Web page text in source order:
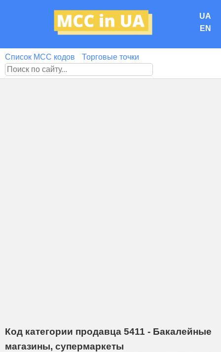
UA
EN
Список MCC кодов Торговые точки
Код категории продавца 5411 - Бакалейные
магазины, супермаркеты